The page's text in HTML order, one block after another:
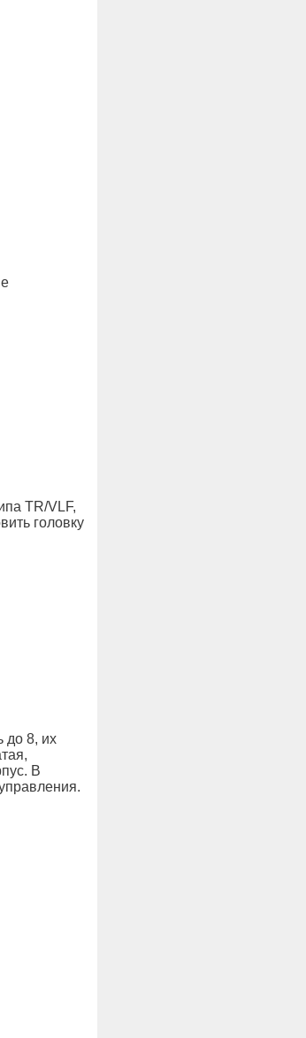
TR/VLF,
головку
до 8, их
В